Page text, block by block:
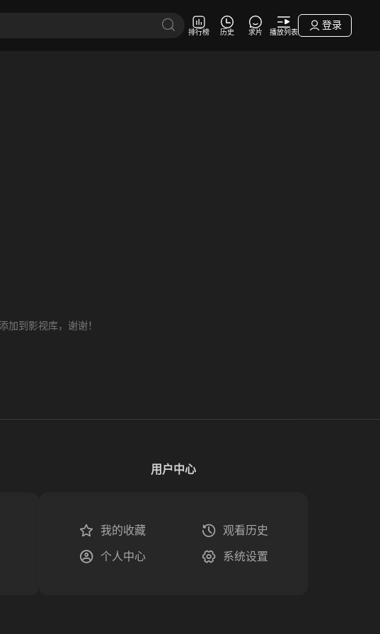
排行榜 历史 求片 播放列表
登录
加到影视库，谢谢！
用户中心
我的收藏 观看历史
个人中心 系统设置